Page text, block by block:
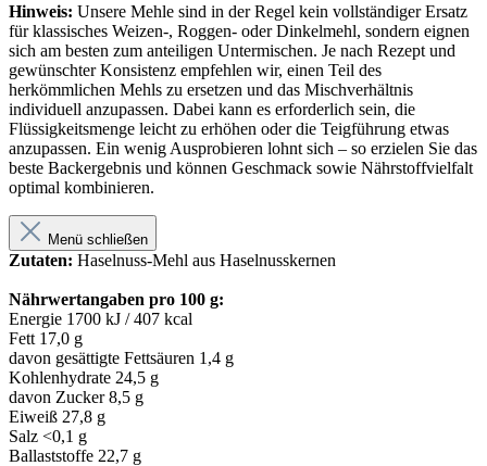
Hinweis: Unsere Mehle sind in der Regel kein vollständiger Ersatz
für klassisches Weizen-, Roggen- oder Dinkelmehl, sondern eignen
sich am besten zum anteiligen Untermischen. Je nach Rezept und
gewünschter Konsistenz empfehlen wir, einen Teil des
herkömmlichen Mehls zu ersetzen und das Mischverhältnis
individuell anzupassen. Dabei kann es erforderlich sein, die
Flüssigkeitsmenge leicht zu erhöhen oder die Teigführung etwas
anzupassen. Ein wenig Ausprobieren lohnt sich – so erzielen Sie das
beste Backergebnis und können Geschmack sowie Nährstoffvielfalt
optimal kombinieren.
Menü schließen
Zutaten: Haselnuss-Mehl aus Haselnusskernen
Nährwertangaben pro 100 g:
Energie 1700 kJ / 407 kcal
Fett 17,0 g
davon gesättigte Fettsäuren 1,4 g
Kohlenhydrate 24,5 g
davon Zucker 8,5 g
Eiweiß 27,8 g
Salz <0,1 g
Ballaststoffe 22,7 g